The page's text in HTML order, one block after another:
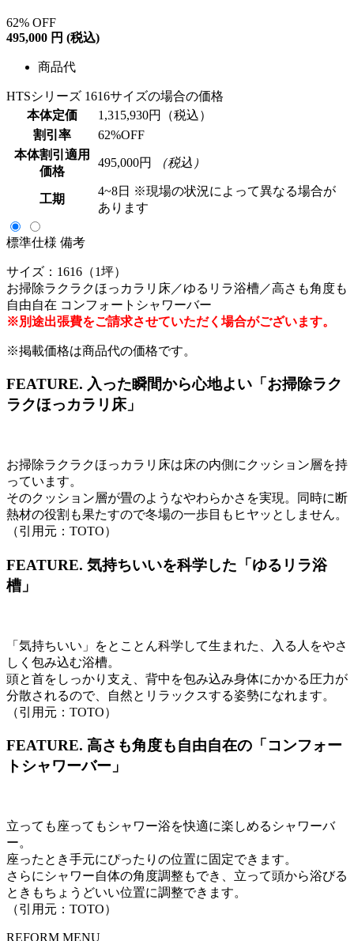
62% OFF
495,000 円 (税込)
商品代
HTSシリーズ 1616サイズの場合の価格
本体定価
1,315,930円（税込）
割引率
62%OFF
本体割引適用
価格
495,000円 （税込）
工期
4~8日 ※現場の状況によって異なる場合が
あります
標準仕様 備考
サイズ：1616（1坪）
お掃除ラクラクほっカラリ床／ゆるリラ浴槽／高さも角度も
自由自在 コンフォートシャワーバー
※別途出張費をご請求させていただく場合がございます。
※掲載価格は商品代の価格です。
FEATURE. 入った瞬間から心地よい「お掃除ラク
ラクほっカラリ床」
お掃除ラクラクほっカラリ床は床の内側にクッション層を持
っています。
そのクッション層が畳のようなやわらかさを実現。同時に断
熱材の役割も果たすので冬場の一歩目もヒヤッとしません。
（引用元：TOTO）
FEATURE. 気持ちいいを科学した「ゆるリラ浴
槽」
「気持ちいい」をとことん科学して生まれた、入る人をやさ
しく包み込む浴槽。
頭と首をしっかり支え、背中を包み込み身体にかかる圧力が
分散されるので、自然とリラックスする姿勢になれます。
（引用元：TOTO）
FEATURE. 高さも角度も自由自在の「コンフォー
トシャワーバー」
立っても座ってもシャワー浴を快適に楽しめるシャワーバ
ー。
座ったとき手元にぴったりの位置に固定できます。
さらにシャワー自体の角度調整もでき、立って頭から浴びる
ときもちょうどいい位置に調整できます。
（引用元：TOTO）
REFORM MENU